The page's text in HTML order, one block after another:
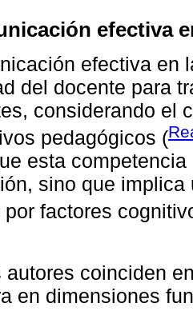
efectiva
efectiva en
del docente para
considerando el
pedagógicos (
esta
sino que
por factores
autores coinciden
en dimensiones